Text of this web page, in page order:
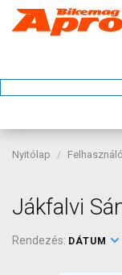
Nyitólap
Jákfalvi
Rendezés: DÁTUM